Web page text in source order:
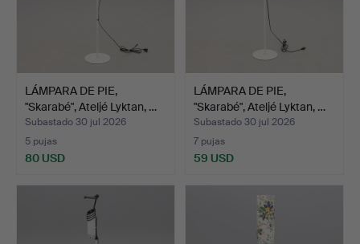
LÁMPARA DE PIE,
"Skarabé", Ateljé Lyktan, …
Subastado 30 jul 2026
5 pujas
80 USD
LÁMPARA DE PIE,
"Skarabé", Ateljé Lyktan, …
Subastado 30 jul 2026
7 pujas
59 USD